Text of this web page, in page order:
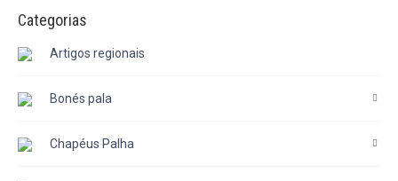
Categorias
Artigos regionais
Bonés pala
Chapéus Palha